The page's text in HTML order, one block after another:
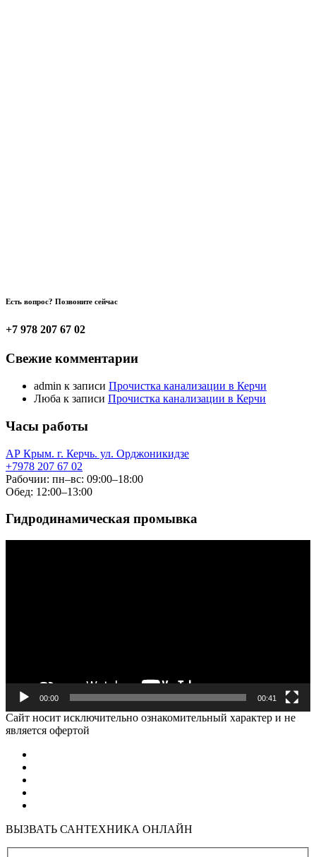
Есть вопрос? Позвоните сейчас
+7 978 207 67 02
Свежие комментарии
admin к записи Прочистка канализации в Керчи
Люба к записи Прочистка канализации в Керчи
Часы работы
АР Крым. г. Керчь. ул. Орджоникидзе
+7978 207 67 02
Рабочии: пн–вс: 09:00–18:00
Обед: 12:00–13:00
Гидродинамическая промывка
00:00 00:41
Cайт носит исключительно ознакомительный характер и не
является офертой
ВЫЗВАТЬ САНТЕХНИКА ОНЛАЙН